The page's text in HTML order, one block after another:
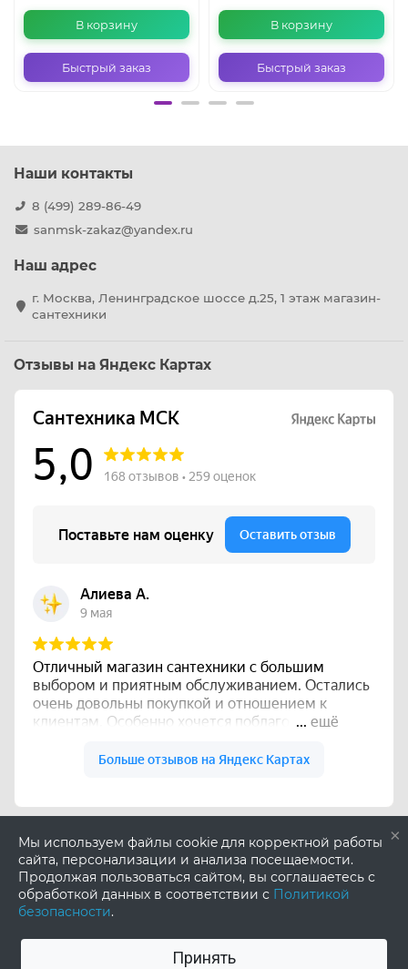
×
Мы используем файлы cookie для корректной работы
сайта, персонализации и анализа посещаемости.
Продолжая пользоваться сайтом, вы соглашаетесь с
обработкой данных в соответствии с Политикой
безопасности.
Принять
В корзину
Быстрый заказ
В корзину
Быстрый заказ
Наши контакты
8 (499) 289-86-49
sanmsk-zakaz@yandex.ru
Наш адрес
г. Москва, Ленинградское шоссе д.25, 1 этаж магазин-
сантехники
Отзывы на Яндекс Картах